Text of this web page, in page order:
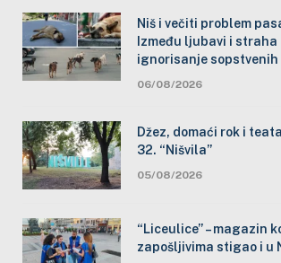
Niš i večiti problem
Između ljubavi i
ignorisanje sopstvenih
06/08/2026
Džez, domaći rok i
32. “Nišvila”
05/08/2026
“Liceulice” – magazin
zapošljivima stigao i u